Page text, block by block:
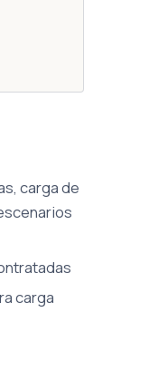
carga de
carga